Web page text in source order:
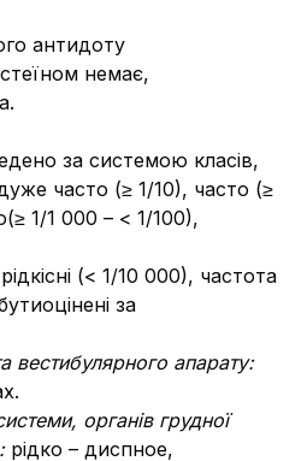
антидоту
немає,
за системою класів,
часто (≥ 1/10), часто (≥
1/1 000 – < 1/100),
(< 1/10 000), частота
за
вестибулярного апарату:
органів грудної
рідко – диспное,